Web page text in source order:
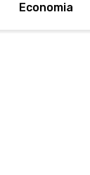
Economia